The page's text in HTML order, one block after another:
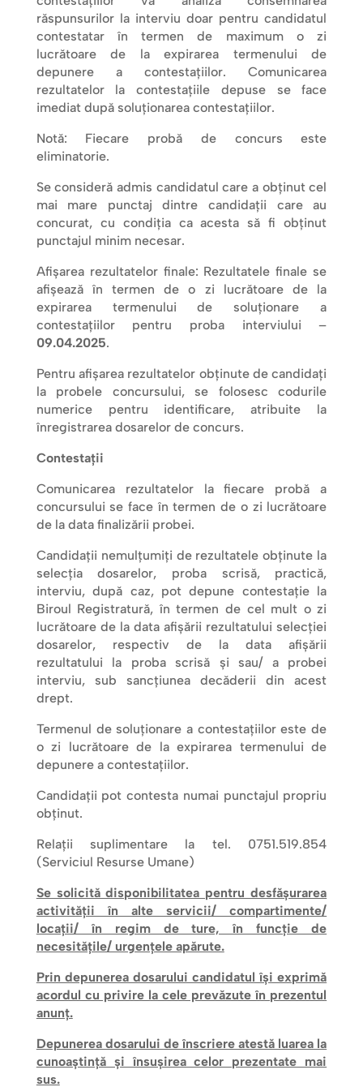
răspunsurilor la interviu doar pentru candidatul
contestatar în termen de maximum o zi
lucrătoare de la expirarea termenului de
depunere a contestaţiilor. Comunicarea
rezultatelor la contestaţiile depuse se face
imediat după soluţionarea contestaţiilor.
Notă: Fiecare probă de concurs este
eliminatorie.
Se consideră admis candidatul care a obţinut cel
mai mare punctaj dintre candidaţii care au
concurat, cu condiţia ca acesta să fi obţinut
punctajul minim necesar.
Afișarea rezultatelor finale: Rezultatele finale se
afişează în termen de o zi lucrătoare de la
expirarea termenului de soluționare a
contestațiilor pentru proba interviului –
09.04.2025.
Pentru afișarea rezultatelor obținute de candidați
la probele concursului, se folosesc codurile
numerice pentru identificare, atribuite la
înregistrarea dosarelor de concurs.
Contestaţii
Comunicarea rezultatelor la fiecare probă a
concursului se face în termen de o zi lucrătoare
de la data finalizării probei.
Candidaţii nemulţumiţi de rezultatele obţinute la
selecţia dosarelor, proba scrisă, practică,
interviu, după caz, pot depune contestaţie la
Biroul Registratură, în termen de cel mult o zi
lucrătoare de la data afişării rezultatului selecţiei
dosarelor, respectiv de la data afişării
rezultatului la proba scrisă şi sau/ a probei
interviu, sub sancţiunea decăderii din acest
drept.
Termenul de soluţionare a contestaţiilor este de
o zi lucrătoare de la expirarea termenului de
depunere a contestaţiilor.
Candidaţii pot contesta numai punctajul propriu
obţinut.
Relaţii suplimentare la tel. 0751.519.854
(Serviciul Resurse Umane)
Se solicită disponibilitatea pentru desfăşurarea
activităţii în alte servicii/ compartimente/
locaţii/ în regim de ture, în funcţie de
necesităţile/ urgenţele apărute.
Prin depunerea dosarului candidatul își exprimă
acordul cu privire la cele prevăzute în prezentul
anunț.
Depunerea dosarului de înscriere atestă luarea la
cunoaștință și însușirea celor prezentate mai
sus.